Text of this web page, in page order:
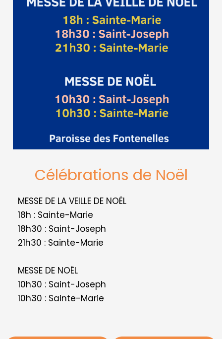
Célébrations de Noël
MESSE DE LA VEILLE DE NOËL
18h : Sainte-Marie
18h30 : Saint-Joseph
21h30 : Sainte-Marie
MESSE DE NOËL
10h30 : Saint-Joseph
10h30 : Sainte-Marie